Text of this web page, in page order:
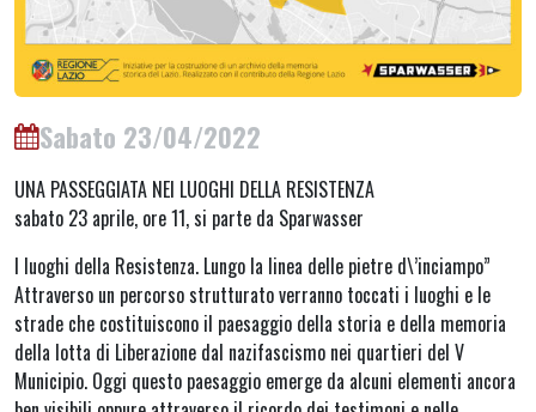
Sabato 23/04/2022
UNA PASSEGGIATA NEI LUOGHI DELLA RESISTENZA
sabato 23 aprile, ore 11, si parte da Sparwasser
I luoghi della Resistenza. Lungo la linea delle pietre d\’inciampo”
Attraverso un percorso strutturato verranno toccati i luoghi e le
strade che costituiscono il paesaggio della storia e della memoria
della lotta di Liberazione dal nazifascismo nei quartieri del V
Municipio. Oggi questo paesaggio emerge da alcuni elementi ancora